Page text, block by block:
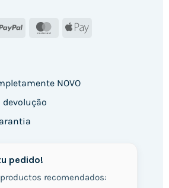
PayPal MasterCard
Apple
NOVO
devolução
pedido!
recomendados: